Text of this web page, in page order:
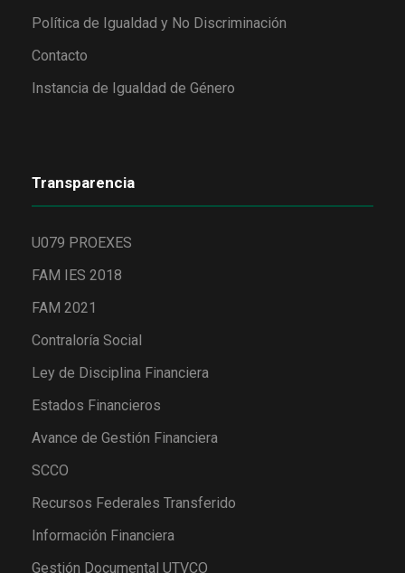
Política de Igualdad y No Discriminación
Contacto
Instancia de Igualdad de Género
Transparencia
U079 PROEXES
FAM IES 2018
FAM 2021
Contraloría Social
Ley de Disciplina Financiera
Estados Financieros
Avance de Gestión Financiera
SCCO
Recursos Federales Transferido
Información Financiera
Gestión Documental UTVCO